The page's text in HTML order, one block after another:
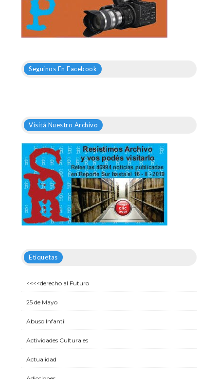
Seguinos En Facebook
Visitá Nuestro Archivo
Etiquetas
<<<<derecho al Futuro
25 de Mayo
Abuso Infantil
Actividades Culturales
Actualidad